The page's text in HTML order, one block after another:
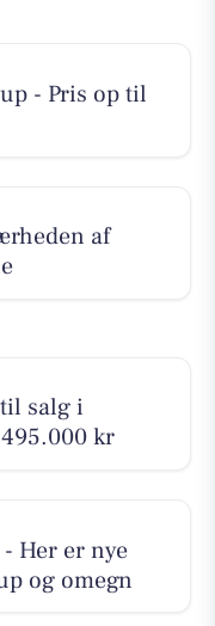
- Pris op til
af
salg i
kr
Her er nye
og omegn